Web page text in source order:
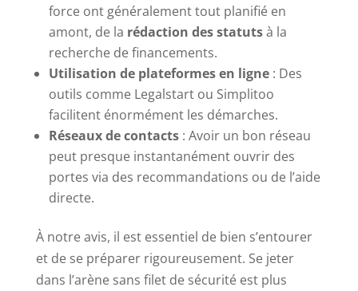
force ont généralement tout planifié en
amont, de la rédaction des statutsà la
recherche de financements.
Utilisation de plateformes en ligne: Des
outils comme Legalstart ou Simplitoo
facilitent énormément les démarches.
Réseaux de contacts: Avoir un bon réseau
peut presque instantanément ouvrir des
portes via des recommandations ou de l’aide
directe.
À notre avis, il est essentiel de bien s’entourer
et de se préparer rigoureusement. Se jeter
dans l’arène sans filet de sécurité est plus